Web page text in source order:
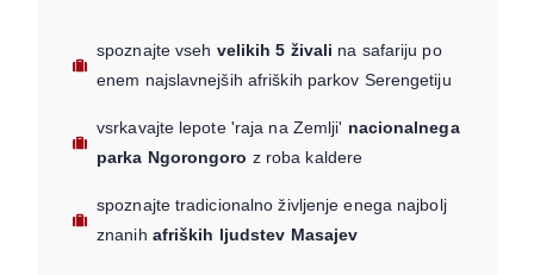
spoznajte vseh velikih 5 živali na safariju po
enem najslavnejših afriških parkov Serengetiju
vsrkavajte lepote 'raja na Zemlji' nacionalnega
parka Ngorongoro z roba kaldere
spoznajte tradicionalno življenje enega najbolj
znanih afriških ljudstev Masajev